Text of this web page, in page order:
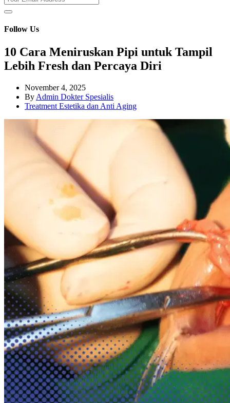
Follow Us
10 Cara Meniruskan Pipi untuk Tampil
Lebih Fresh dan Percaya Diri
November 4, 2025
By Admin Dokter Spesialis
Treatment Estetika dan Anti Aging